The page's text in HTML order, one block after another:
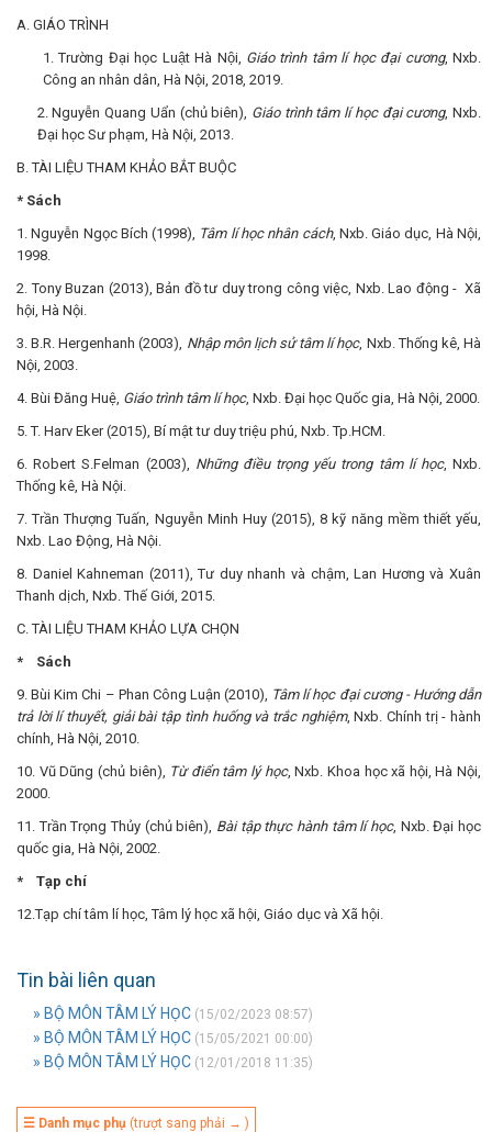
A. GIÁO TRÌNH
1. Trường Đại học Luật Hà Nội, Giáo trình tâm lí học đại cương, Nxb.
Công an nhân dân, Hà Nội, 2018, 2019.
2. Nguyễn Quang Uẩn (chủ biên), Giáo trình tâm lí học đại cương, Nxb.
Đại học Sư phạm, Hà Nội, 2013.
B. TÀI LIỆU THAM KHẢO BẮT BUỘC
* Sách
1. Nguyễn Ngọc Bích (1998), Tâm lí học nhân cách, Nxb. Giáo dục, Hà Nội,
1998.
2. Tony Buzan (2013), Bản đồ tư duy trong công việc, Nxb. Lao động - Xã
hội, Hà Nội.
3. B.R. Hergenhanh (2003), Nhập môn lịch sử tâm lí học, Nxb. Thống kê, Hà
Nội, 2003.
4. Bùi Đăng Huệ, Giáo trình tâm lí học, Nxb. Đại học Quốc gia, Hà Nội, 2000.
5. T. Harv Eker (2015), Bí mật tư duy triệu phú, Nxb. Tp.HCM.
6. Robert S.Felman (2003), Những điều trọng yếu trong tâm lí học, Nxb.
Thống kê, Hà Nội.
7. Trần Thượng Tuấn, Nguyễn Minh Huy (2015), 8 kỹ năng mềm thiết yếu,
Nxb. Lao Động, Hà Nội.
8. Daniel Kahneman (2011), Tư duy nhanh và chậm, Lan Hương và Xuân
Thanh dịch, Nxb. Thế Giới, 2015.
C. TÀI LIỆU THAM KHẢO LỰA CHỌN
* Sách
9. Bùi Kim Chi – Phan Công Luận (2010), Tâm lí học đại cương - Hướng dẫn
trả lời lí thuyết, giải bài tập tình huống và trắc nghiệm, Nxb. Chính trị - hành
chính, Hà Nội, 2010.
10. Vũ Dũng (chủ biên), Từ điển tâm lý học, Nxb. Khoa học xã hội, Hà Nội,
2000.
11. Trần Trọng Thủy (chủ biên), Bài tập thực hành tâm lí học, Nxb. Đại học
quốc gia, Hà Nội, 2002.
* Tạp chí
12.Tạp chí tâm lí học, Tâm lý học xã hội, Giáo dục và Xã hội.
Tin bài liên quan
» BỘ MÔN TÂM LÝ HỌC (15/02/2023 08:57)
» BỘ MÔN TÂM LÝ HỌC (15/05/2021 00:00)
» BỘ MÔN TÂM LÝ HỌC (12/01/2018 11:35)
☰ Danh mục phụ (trượt sang phải → )